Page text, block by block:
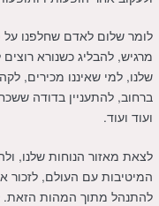
לומר שלום לאדם שחלפנו על
מרגיש, להבליג כשנורא
שלנו, למי שאיננו מכירים,
ברחוב, להתעניין בדודה
ועוד ועוד.
לצאת מאזור הנוחות שלנו,
המיטיבות עם העולם, לזכור
להתנהל מתוך המהות הזאת.